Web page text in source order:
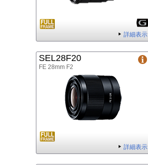
詳細表示
SEL28F20
FE 28mm F2
詳細表示